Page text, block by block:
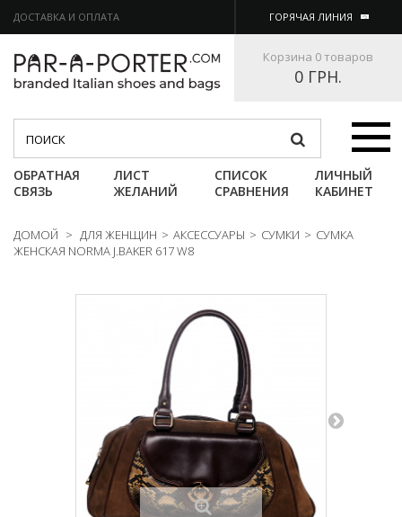
ДОСТАВКА И ОПЛАТА ГОРЯЧАЯ ЛИНИЯ
Корзина 0 товаров
0 ГРН.
Категории
ОБРАТНАЯ
СВЯЗЬ
ЛИСТ
ЖЕЛАНИЙ
СПИСОК
СРАВНЕНИЯ
ЛИЧНЫЙ
КАБИНЕТ
ДОМОЙ > ДЛЯ ЖЕНЩИН > АКСЕССУАРЫ > СУМКИ > СУМКА
ЖЕНСКАЯ NORMA J.BAKER 617 W8